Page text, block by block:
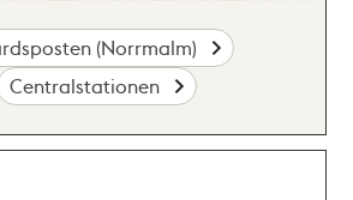
(Norrmalm)
Centralstationen